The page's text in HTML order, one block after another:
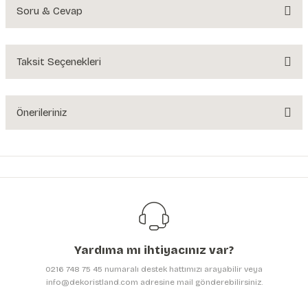
Soru & Cevap
Ürün hakkında henüz soru sorulmamış.
Taksit Seçenekleri
Önerileriniz
yetersiz gördüğünüz noktaları öneri formunu kullanarak tarafımıza
Görüş ve önerileriniz için teşekkür ederiz.
Ürün resmi kalitesiz, bozuk veya görüntülenemiyor.
Ürün bilgilerinde hatalar bulunuyor.
Yardıma mı ihtiyacınız var?
0216 748 75 45 numaralı destek hattımızı arayabilir veya
info@dekoristland.com adresine mail gönderebilirsiniz.